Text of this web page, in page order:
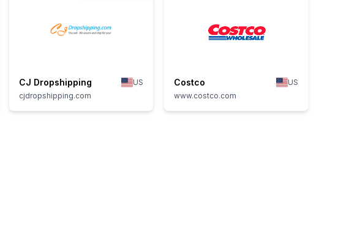
CJ Dropshipping
US
cjdropshipping.com
Costco
US
www.costco.com